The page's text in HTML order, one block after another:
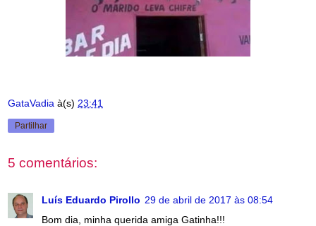
GataVadia à(s) 23:41
Partilhar
5 comentários:
Luís Eduardo Pirollo 29 de abril de 2017 às 08:54
Bom dia, minha querida amiga Gatinha!!!